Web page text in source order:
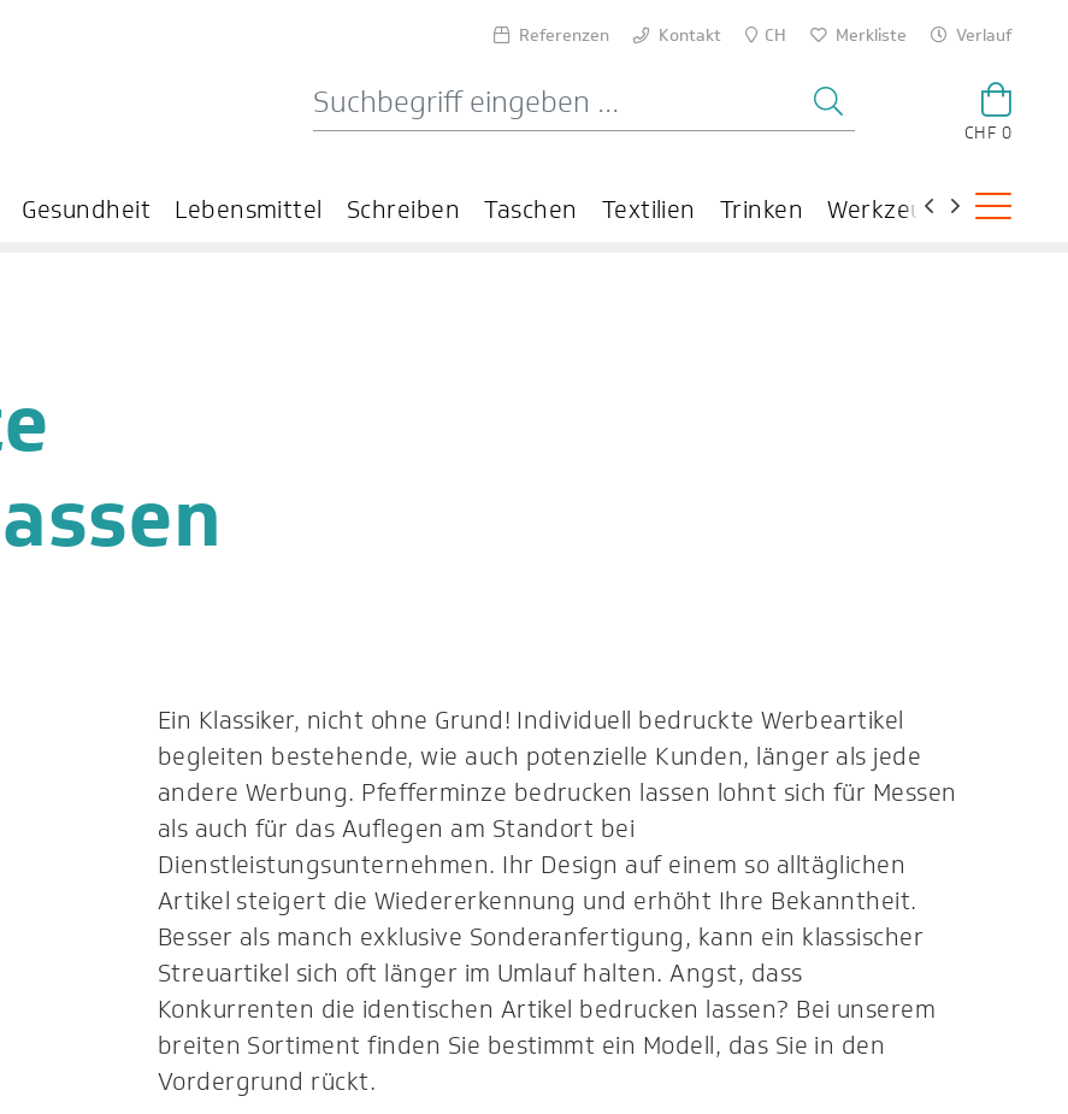
Referenzen Kontakt CH Merkliste Verlauf
CHF 0
Gesundheit Lebensmittel Schreiben Taschen Textilien Trinken Werkzeuge
Ein Klassiker, nicht ohne Grund! Individuell bedruckte Werbeartikel
begleiten bestehende, wie auch potenzielle Kunden, länger als jede
andere Werbung. Pfefferminze bedrucken lassen lohnt sich für Messen
als auch für das Auflegen am Standort bei
Dienstleistungsunternehmen. Ihr Design auf einem so alltäglichen
Artikel steigert die Wiedererkennung und erhöht Ihre Bekanntheit.
Besser als manch exklusive Sonderanfertigung, kann ein klassischer
Streuartikel sich oft länger im Umlauf halten. Angst, dass
Konkurrenten die identischen Artikel bedrucken lassen? Bei unserem
breiten Sortiment finden Sie bestimmt ein Modell, das Sie in den
Vordergrund rückt.